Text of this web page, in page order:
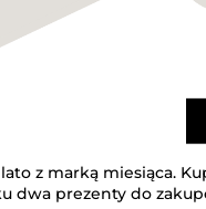
z marką miesiąca.
dwa prezenty do